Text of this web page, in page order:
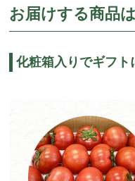
お届けする商品
化粧箱入りでギフト